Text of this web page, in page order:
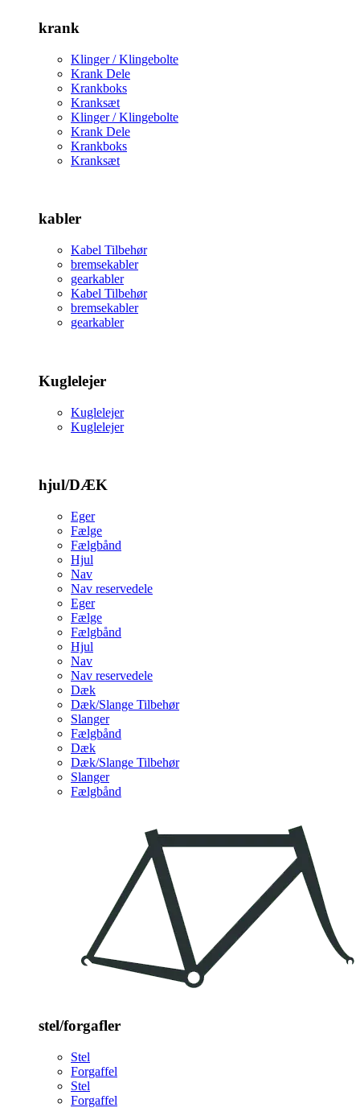
krank
Klinger / Klingebolte
Krank Dele
Krankboks
Kranksæt
Klinger / Klingebolte
Krank Dele
Krankboks
Kranksæt
kabler
Kabel Tilbehør
bremsekabler
gearkabler
Kabel Tilbehør
bremsekabler
gearkabler
Kuglelejer
Kuglelejer
Kuglelejer
hjul/DÆK
Eger
Fælge
Fælgbånd
Hjul
Nav
Nav reservedele
Eger
Fælge
Fælgbånd
Hjul
Nav
Nav reservedele
Dæk
Dæk/Slange Tilbehør
Slanger
Fælgbånd
Dæk
Dæk/Slange Tilbehør
Slanger
Fælgbånd
stel/forgafler
Stel
Forgaffel
Stel
Forgaffel